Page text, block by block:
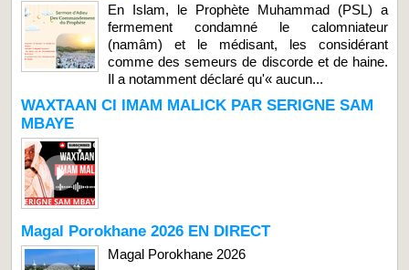
En Islam, le Prophète Muhammad (PSL) a
fermement condamné le calomniateur
(namâm) et le médisant, les considérant
comme des semeurs de discorde et de haine.
Il a notamment déclaré qu'« aucun...
WAXTAAN CI IMAM MALICK PAR SERIGNE SAM
MBAYE
Magal Porokhane 2026 EN DIRECT
Magal Porokhane 2026